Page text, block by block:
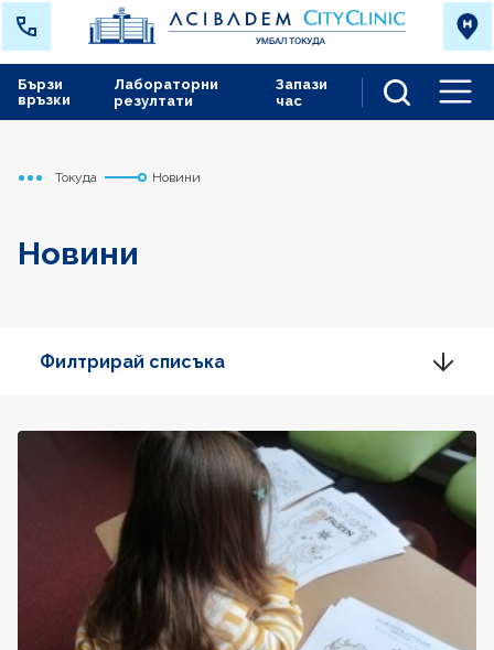
Лабораторни
резултати
Запази
час
Бързи
връзки
Начало
Токуда Новини
Новини
Филтрирай списъка